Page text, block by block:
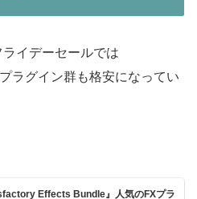
イデーセールでは
ラグイン群も格安になってい
Effects Bundle』人気のFXプラ